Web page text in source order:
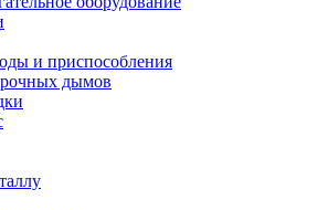
и приспособления
дымов